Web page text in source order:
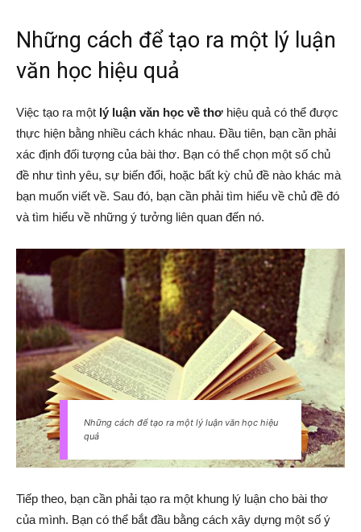
Những cách để tạo ra một lý luận
văn học hiệu quả
Việc tạo ra một lý luận văn học về thơ hiệu quả có thể được
thực hiện bằng nhiều cách khác nhau. Đầu tiên, bạn cần phải
xác định đối tượng của bài thơ. Bạn có thể chọn một số chủ
đề như tình yêu, sự biến đổi, hoặc bất kỳ chủ đề nào khác mà
bạn muốn viết về. Sau đó, bạn cần phải tìm hiểu về chủ đề đó
và tìm hiểu về những ý tưởng liên quan đến nó.
Những cách để tạo ra một lý luận văn học hiệu
quả
Tiếp theo, bạn cần phải tạo ra một khung lý luận cho bài thơ
của mình. Bạn có thể bắt đầu bằng cách xây dựng một số ý